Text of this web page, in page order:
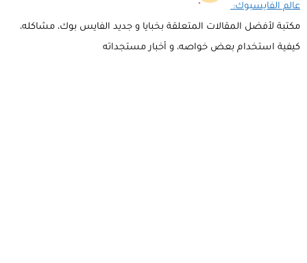
عالم الفايسبوك:
مكتبة لأفضل المقالات المتعلقة بخبايا و جديد الفايس بوك، مشاكله،
كيفية استخدام بعض خواصه، و أخبار مستجداته